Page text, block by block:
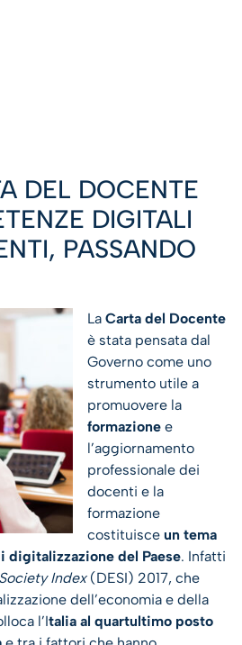
DEL DOCENTE
DIGITALI
PASSANDO
La Carta del Docente
è stata pensata dal
Governo come uno
strumento utile a
promuovere la
formazione e
l’aggiornamento
professionale dei
docenti e la
formazione
costituisce un tema
digitalizzazione del Paese. Infatti
Index(DESI) 2017, che
dell’economia e della
l’Italia al quartultimo posto